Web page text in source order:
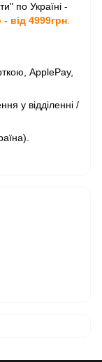
по Україні -
від 4999грн
ApplePay,
у відділенні /